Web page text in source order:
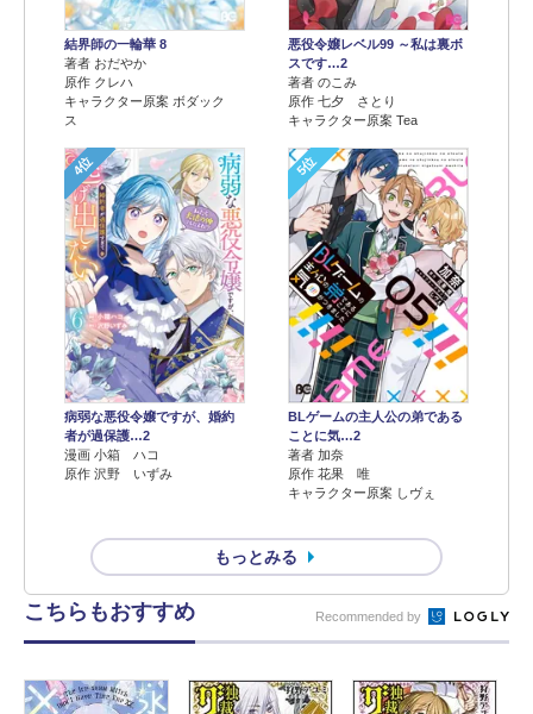
結界師の一輪華 8
著者 おだやか
原作 クレハ
キャラクター原案 ボダック
ス
悪役令嬢レベル99 ～私は裏ボ
スです…2
著者 のこみ
原作 七夕 さとり
キャラクター原案 Tea
4位
病弱な悪役令嬢ですが、婚約
者が過保護…2
漫画 小箱 ハコ
原作 沢野 いずみ
5位
BLゲームの主人公の弟である
ことに気…2
著者 加奈
原作 花果 唯
キャラクター原案 しヴぇ
もっとみる
こちらもおすすめ Recommended by